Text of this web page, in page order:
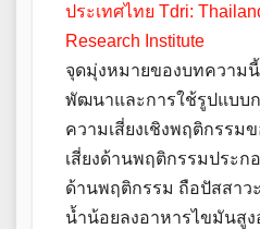
ประเทศไทย Tdri:
Research Institute
จุดมุ่งหมายของบทความ
พัฒนาและการใช้รูปแบบ
ความเสี่ยงเชิงพฤติกรรม
เสี่ยงด้านพฤติกรรมประก
ด้านพฤติกรรม ถือปัสสาว
น้ำน้อยลงอาหารไขมันสูง